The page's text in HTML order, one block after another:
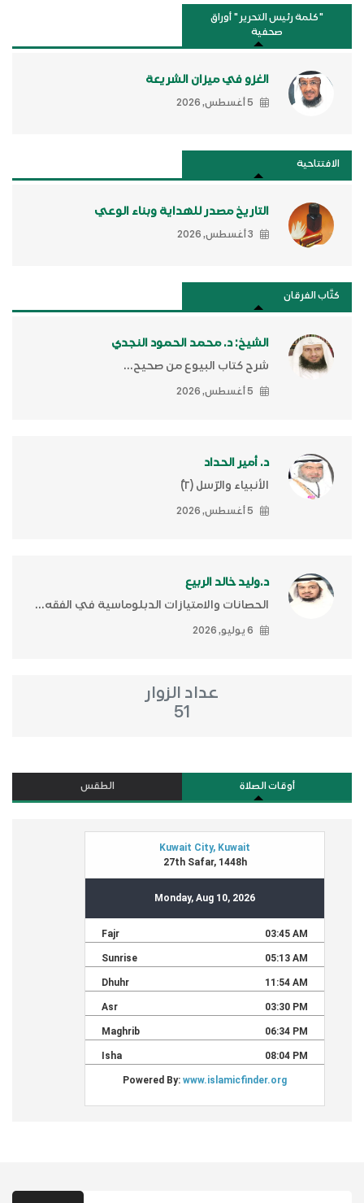
"كلمة رئيس التحرير " أوراق
صحفية
الغزو في ميزان الشريعة
5 أغسطس, 2026
الافتتاحية
التاريخ مصدر للهداية وبناء الوعي
3 أغسطس, 2026
كتَّاب الفرقان
الشيخ: د. محمد الحمود النجدي
شرح كتاب البيوع من صحيح...
5 أغسطس, 2026
د. أمير الحداد
الأنبياء والرّسل (٢)ّ
5 أغسطس, 2026
د.وليد خالد الربيع
الحصانات والامتيازات الدبلوماسية في الفقه...
6 يوليو, 2026
عداد الزوار
51
أوقات الصلاة الطقس